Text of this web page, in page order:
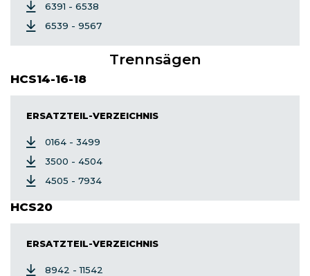
6391 - 6538
6539 - 9567
Trennsägen
HCS14-16-18
ERSATZTEIL-VERZEICHNIS
0164 - 3499
3500 - 4504
4505 - 7934
HCS20
ERSATZTEIL-VERZEICHNIS
8942 - 11542